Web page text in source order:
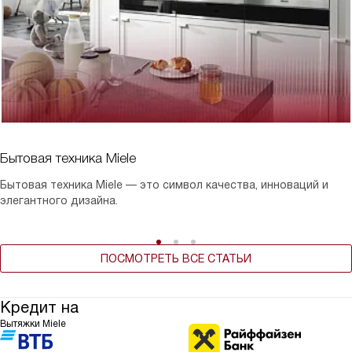
Бытовая техника Miele
Бытовая техника Miele — это символ качества, инноваций и
элегантного дизайна.
ПОСМОТРЕТЬ ВСЕ СТАТЬИ
Кредит на
Вытяжки Miele